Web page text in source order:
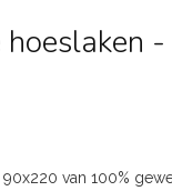
hoeslaken
van 100%